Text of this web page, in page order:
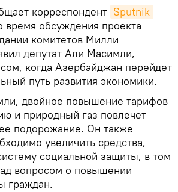
корреспондент Sputnik
время обсуждения проекта
комитетов Милли
депутат Али Масимли,
когда Азербайджан перейдет
путь развития экономики.
двойное повышение тарифов
и природный газ повлечет
подорожание. Он также
увеличить средства,
социальной защиты, в том
вопросом о повышении
граждан.